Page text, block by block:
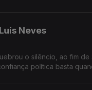
Neves
o silêncio, ao fim
política basta